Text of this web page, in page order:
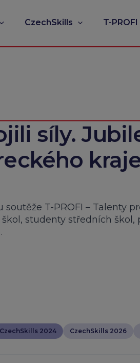
CzechSkills T-PROFI
síly.
T-PROFI – Talenty
studenty středních škol,
CzechSkills 2024 CzechSkills 2026